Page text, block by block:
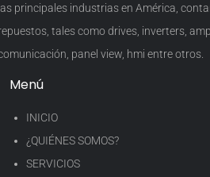
principales industrias en América,
tales como drives, inverters,
panel view, hmi entre otros.
Menú
INICIO
¿QUIÉNES SOMOS?
SERVICIOS